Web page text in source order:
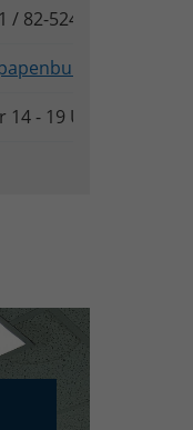
/ 82-5244
14 - 19 Uhr